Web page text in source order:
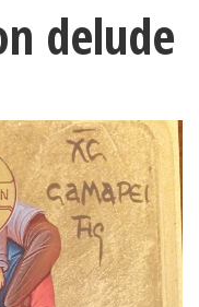
delude